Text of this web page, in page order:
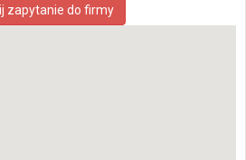
zapytanie do firmy